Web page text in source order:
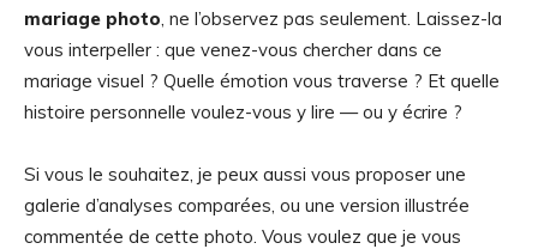
mariage photo, ne l’observez pas seulement. Laissez-la
vous interpeller : que venez-vous chercher dans ce
mariage visuel ? Quelle émotion vous traverse ? Et quelle
histoire personnelle voulez-vous y lire — ou y écrire ?
Si vous le souhaitez, je peux aussi vous proposer une
galerie d’analyses comparées, ou une version illustrée
commentée de cette photo. Vous voulez que je vous